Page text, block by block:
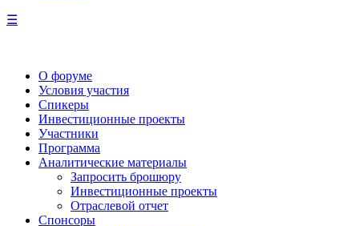
☰
О форуме
Условия участия
Спикеры
Инвестиционные проекты
Участники
Программа
Аналитические материалы
Запросить брошюру
Инвестиционные проекты
Отраслевой отчет
Спонсоры